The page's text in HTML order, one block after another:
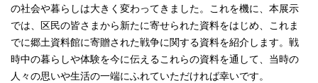
の社会や暮らしは大きく変わってきました。これを機に、本展示
では、区民の皆さまから新たに寄せられた資料をはじめ、これま
でに郷土資料館に寄贈された戦争に関する資料を紹介します。戦
時中の暮らしや体験を今に伝えるこれらの資料を通して、当時の
人々の思いや生活の一端にふれていただければ幸いです。